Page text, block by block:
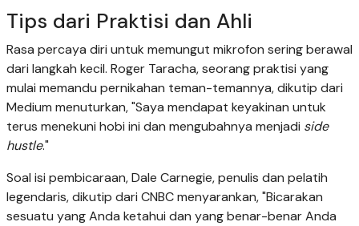
Tips dari Praktisi dan Ahli
Rasa percaya diri untuk memungut mikrofon sering berawal
dari langkah kecil. Roger Taracha, seorang praktisi yang
mulai memandu pernikahan teman-temannya, dikutip dari
Medium menuturkan, "Saya mendapat keyakinan untuk
terus menekuni hobi ini dan mengubahnya menjadi side
hustle."
Soal isi pembicaraan, Dale Carnegie, penulis dan pelatih
legendaris, dikutip dari CNBC menyarankan, "Bicarakan
sesuatu yang Anda ketahui dan yang benar-benar Anda